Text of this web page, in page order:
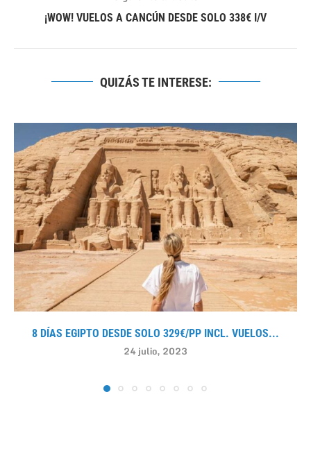
¡WOW! VUELOS A CANCÚN DESDE SOLO 338€ I/V
QUIZÁS TE INTERESE:
8 DÍAS EGIPTO DESDE SOLO 329€/PP INCL. VUELOS...
24 julio, 2023